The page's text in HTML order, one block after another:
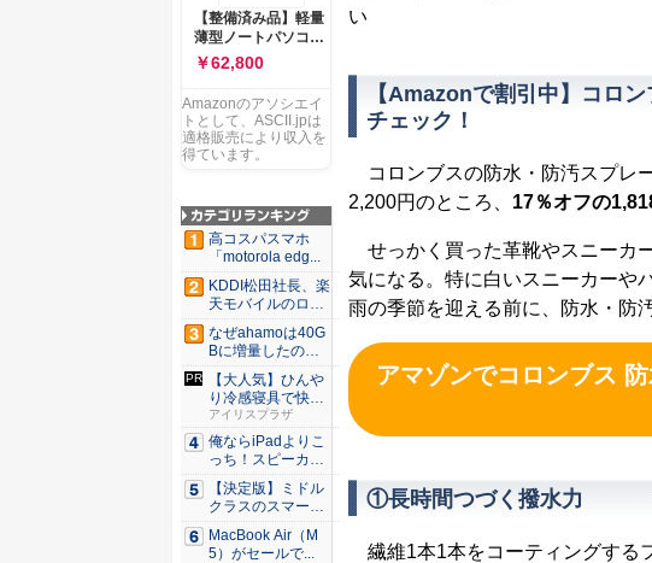
い
【Amazonで割引中】コロ
チェック！
コロンブスの防水・防汚スプレ
2,200円のところ、 17％オフの
せっかく買った革靴やスニーカ
気になる。特に白いスニーカーや
雨の季節を迎える前に、防水・防
アマゾンでコロンブス
①長時間つづく撥水力
繊維1本1本をコーティングする
搭載 Windows 11 重
量1.7kg Wi-Fi 6E ク
ワイエットブルー
M1502NAQ-
【整備済み品】軽量
薄型ノートパソコン
dynabook G83 ■
13.3型
FHD(1920x1080) -
高性能第11世代Core
i5-1135G7 - メモリ
16GB - SSD 256GB
USB Type-C - MS
Office 2021 - Win11
搭載
￥62,800
Amazonのアソシエイ
トとして、ASCII.jpは
適格販売により収入を
得ています。
高コスパスマホ
「motorola edg...
KDDI松田社長、楽
天モバイルのロー
ミン...
なぜahamoは40G
Bに増量したの
か ...
【大人気】ひんや
り冷感寝具で快適
な睡眠を...
アイリスプラザ
俺ならiPadよりこ
っち！スピーカー
9個...
【決定版】ミドル
クラスのスマート
フォンの...
MacBook Air（M
5）がセールで...